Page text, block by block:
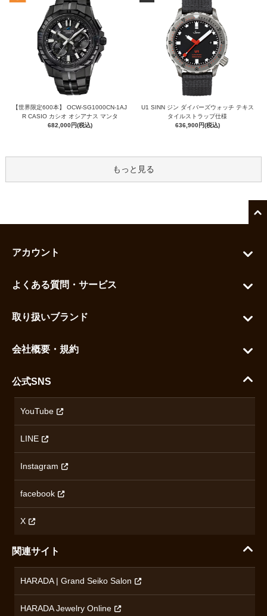
【世界限定600本】 OCW-SG1000CN-1AJ
R CASIO カシオ オシアナス マンタ
682,000円(税込)
U1 SINN ジン ダイバーズウォッチ テキス
タイルストラップ仕様
636,900円(税込)
もっと見る
アカウント
お気に入りを見る
よくある質問・サービス
ご利用ガイド
配送・送料について
ハラダの保証とアフターサービス
取り扱いブランド
セイコー
カシオ
ミナセ
オリエントスター
ロンジン
チューダー
ブランド一覧を見る
会社概要・規約
沿革
プライバシーポリシー
無断転載・商用利用について
コンテンツ制作ポリシーおよび生成AIの利用指針
公式SNS
YouTube
LINE
Instagram
facebook
X
関連サイト
HARADA | Grand Seiko Salon
HARADA Jewelry Online